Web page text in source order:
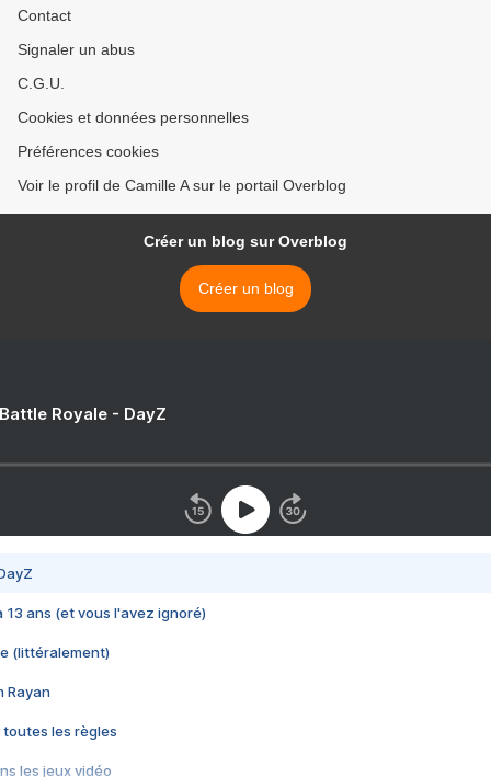
Contact
Signaler un abus
C.G.U.
Cookies et données personnelles
Préférences cookies
Voir le profil de Camille A sur le portail Overblog
Créer un blog sur Overblog
Créer un blog
Royale - DayZ
13 ans (et vous l'avez ignoré)
(littéralement)
Rayan
toutes les règles
les jeux vidéo